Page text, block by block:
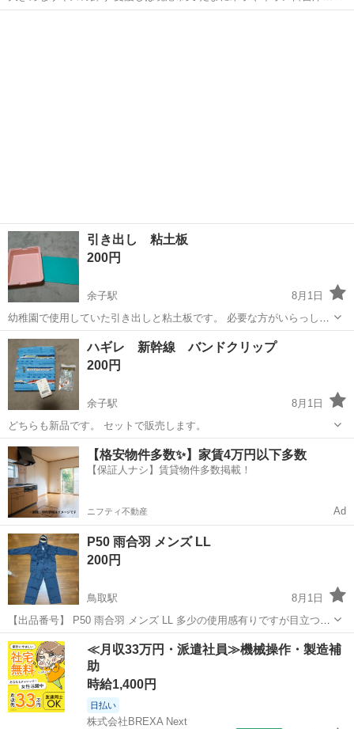
近 ドタキャンをしない方、スムーズな受渡しが出来る方を希望しま
引き出し 粘土板
200円
余子駅
8月1日
幼稚園で使用していた引き出しと粘土板です。 必要な方がいらっしゃ
いますか？ どちらも取引相手がいれば再度綺麗にしてお渡しします。
鳥取 境港市 余子駅 その他
ハギレ 新幹線 バンドクリップ
200円
余子駅
8月1日
どちらも新品です。 セットで販売します。
鳥取 境港市 余子駅 その他
【格安物件多数✨】家賃4万円以下多数
【保証人ナシ】賃貸物件多数掲載！
ニフティ不動産 Ad
P50 雨合羽 メンズ LL
200円
鳥取駅
8月1日
【出品番号】 P50 雨合羽 メンズ LL 多少の使用感有りですが目立つよ
うな汚れはなく やや薄手のしっかりとした仕上がりのカッパです。 適
用身長170〜175cm 適用胸囲 96〜104cm 適用胴囲86〜96cm ...
鳥取 鳥取市 鳥取駅 その他 雨合羽
≪月収33万円・派遣社員≫機械操作・製造補
助
時給1,400円
日払い
株式会社BREXA Next